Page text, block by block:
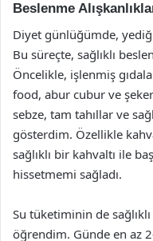
Beslenme
Diyet günlüğümde,
Bu süreçte, sağlıklı
Öncelikle, işlenmiş
food, abur cubur ve
sebze, tam tahıllar ve
gösterdim. Özellikle
sağlıklı bir kahvaltı ile
hissetmemi sağladı.
Su tüketiminin de
öğrendim. Günde en az